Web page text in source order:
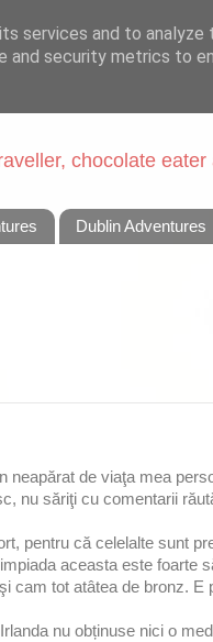
chocolate
Dublin Adventures
de viaţa mea
nu săriţi cu comentarii
pentru că celelalte sunt
aceasta este foarte
cam tot atâtea de bronz.
nu obținuse nici o
services and to analyze
and security metrics to